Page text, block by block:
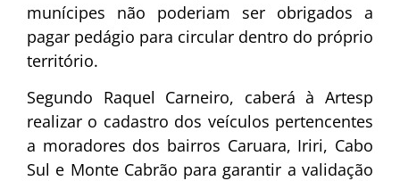
munícipes não poderiam ser obrigados a
pagar pedágio para circular dentro do próprio
território.
Segundo Raquel Carneiro, caberá à Artesp
realizar o cadastro dos veículos pertencentes
a moradores dos bairros Caruara, Iriri, Cabo
Sul e Monte Cabrão para garantir a validação